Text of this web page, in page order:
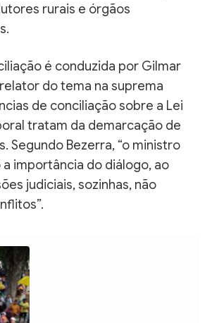
rurais e órgãos
é conduzida por Gilmar
do tema na suprema
de conciliação sobre a Lei
tratam da demarcação de
Segundo Bezerra, “o ministro
importância do diálogo, ao
judiciais, sozinhas, não